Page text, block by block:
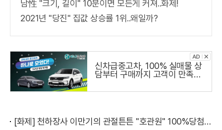
남性 "크기, 길이" 10분이면 모든게 커져..화제!
2021년 "당진" 집값 상승률 1위..왜일까?
신차급중고차, 100% 실매물 상
담부터 구매까지 고객이 만족하
[화제] 천하장사 이만기의 관절튼튼 "호관원" 100%당첨 혜택 난리나!!